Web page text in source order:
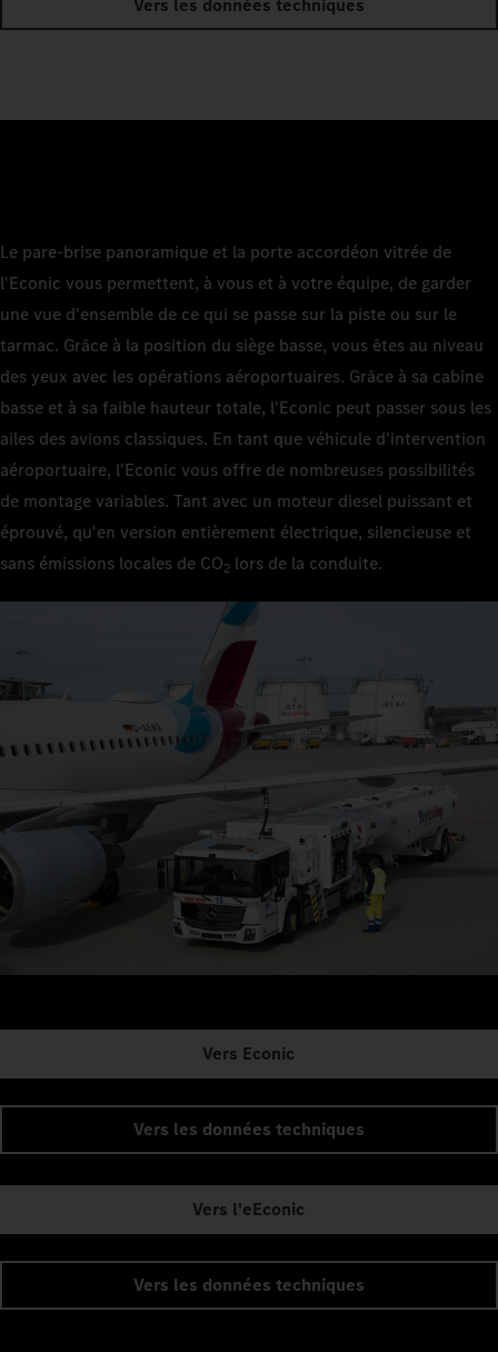
Vers les données techniques
Le pare-brise panoramique et la porte accordéon vitrée de
l'Econic vous permettent, à vous et à votre équipe, de garder
une vue d'ensemble de ce qui se passe sur la piste ou sur le
tarmac. Grâce à la position du siège basse, vous êtes au niveau
des yeux avec les opérations aéroportuaires. Grâce à sa cabine
basse et à sa faible hauteur totale, l'Econic peut passer sous les
ailes des avions classiques. En tant que véhicule d'intervention
aéroportuaire, l'Econic vous offre de nombreuses possibilités
de montage variables. Tant avec un moteur diesel puissant et
éprouvé, qu'en version entièrement électrique, silencieuse et
sans émissions locales de CO2 lors de la conduite.
Vers Econic
Vers les données techniques
Vers l'eEconic
Vers les données techniques